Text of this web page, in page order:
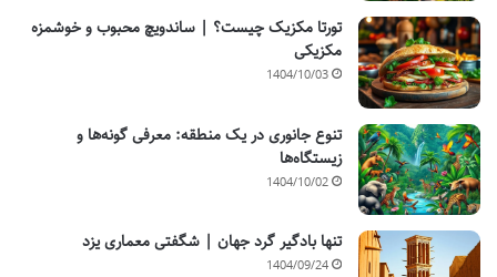
تورتا مکزیک چیست؟ | ساندویچ محبوب و خوشمزه
مکزیکی
1404/10/03
تنوع جانوری در یک منطقه: معرفی گونه‌ها و
زیستگاه‌ها
1404/10/02
تنها بادگیر گرد جهان | شگفتی معماری یزد
1404/09/24